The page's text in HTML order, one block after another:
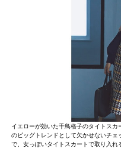
イエローが効いた千鳥格子のタイトス
のビッグトレンドとして欠かせないチ
で、女っぽいタイトスカートで取り入